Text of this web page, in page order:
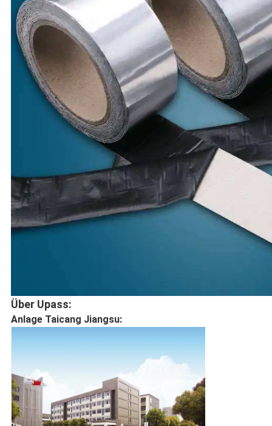
Über Upass:
Anlage Taicang Jiangsu: